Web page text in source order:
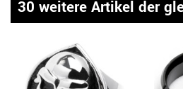
30 weitere Artikel der